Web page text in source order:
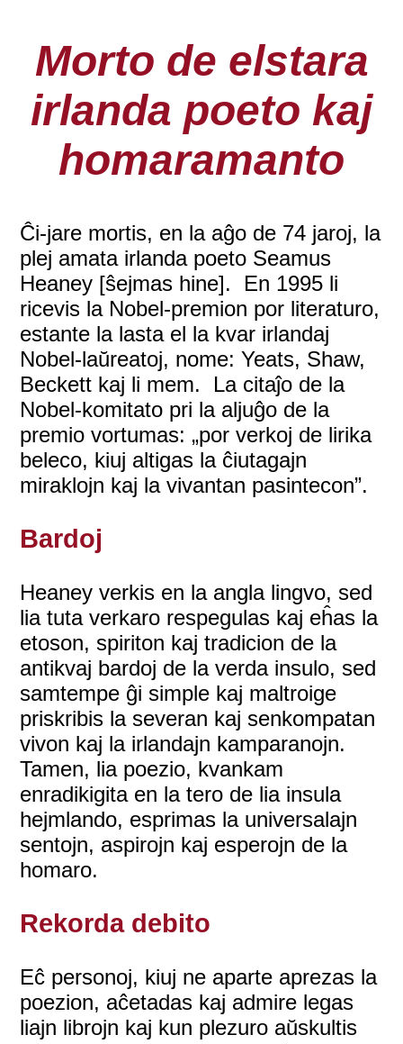
Morto de elstara
irlanda poeto kaj
homaramanto
Ĉi-jare mortis, en la aĝo de 74 jaroj, la
plej amata irlanda poeto Seamus
Heaney [ŝejmas hine]. En 1995 li
ricevis la Nobel-premion por literaturo,
estante la lasta el la kvar irlandaj
Nobel-laŭreatoj, nome: Yeats, Shaw,
Beckett kaj li mem. La citaĵo de la
Nobel-komitato pri la aljuĝo de la
premio vortumas: „por verkoj de lirika
beleco, kiuj altigas la ĉiutagajn
miraklojn kaj la vivantan pasintecon”.
Bardoj
Heaney verkis en la angla lingvo, sed
lia tuta verkaro respegulas kaj eĥas la
etoson, spiriton kaj tradicion de la
antikvaj bardoj de la verda insulo, sed
samtempe ĝi simple kaj maltroige
priskribis la severan kaj senkompatan
vivon kaj la irlandajn kamparanojn.
Tamen, lia poezio, kvankam
enradikigita en la tero de lia insula
hejmlando, esprimas la universalajn
sentojn, aspirojn kaj esperojn de la
homaro.
Rekorda debito
Eĉ personoj, kiuj ne aparte aprezas la
poezion, aĉetadas kaj admire legas
liajn librojn kaj kun plezuro aŭskultis